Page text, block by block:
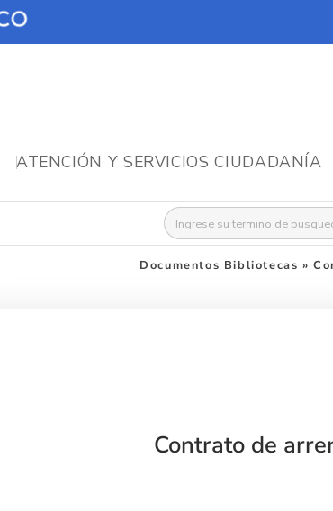
ATENCIÓN Y SERVICIOS CIUDADANÍA
Buscar:
Documentos Bibliotecas »
Contrato de